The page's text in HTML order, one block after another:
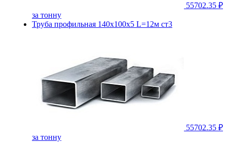
55702.35 ₽
за тонну
Труба профильная 140х100х5 L=12м ст3
55702.35 ₽
за тонну